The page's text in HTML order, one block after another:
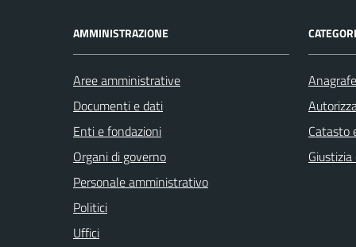
AMMINISTRAZIONE
Aree amministrative
Documenti e dati
Enti e fondazioni
Organi di governo
Personale amministrativo
Politici
Uffici
Catasto